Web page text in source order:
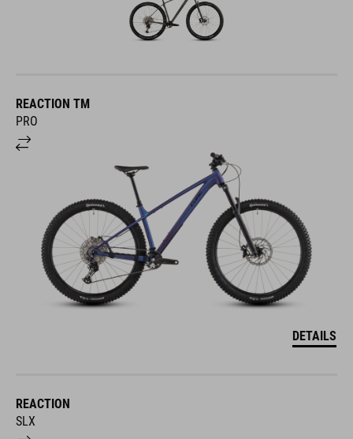
REACTION TM
PRO
DETAILS
REACTION
SLX